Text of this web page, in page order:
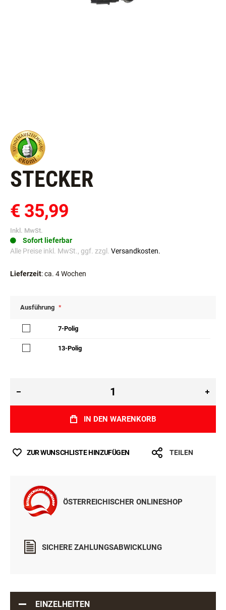
STECKER
€ 35,99
Inkl. MwSt.
Sofort lieferbar
Alle Preise inkl. MwSt., ggf. zzgl. Versandkosten.
Lieferzeit: ca. 4 Wochen
Ausführung
7-Polig
13-Polig
IN DEN WARENKORB
ZUR WUNSCHLISTE HINZUFÜGEN TEILEN
ÖSTERREICHISCHER ONLINESHOP
SICHERE ZAHLUNGSABWICKLUNG
EINZELHEITEN